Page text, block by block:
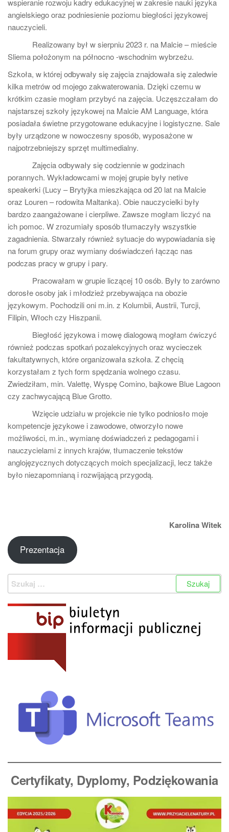
wspieranie rozwoju kadry edukacyjnej w zakresie nauki języka
angielskiego oraz podniesienie poziomu biegłości językowej
nauczycieli.
Realizowany był w sierpniu 2023 r. na Malcie – mieście
Sliema położonym na północno -wschodnim wybrzeżu.
Szkoła, w której odbywały się zajęcia znajdowała się zaledwie
kilka metrów od mojego zakwaterowania. Dzięki czemu w
krótkim czasie mogłam przybyć na zajęcia. Uczęszczałam do
najstarszej szkoły językowej na Malcie AM Language, która
posiadała świetne przygotowane edukacyjne i logistyczne. Sale
były urządzone w nowoczesny sposób, wyposażone w
najpotrzebniejszy sprzęt multimedialny.
Zajęcia odbywały się codziennie w godzinach
porannych. Wykładowcami w mojej grupie były netive
speakerki (Lucy – Brytyjka mieszkająca od 20 lat na Malcie
oraz Louren – rodowita Maltanka). Obie nauczycielki były
bardzo zaangażowane i cierpliwe. Zawsze mogłam liczyć na
ich pomoc. W zrozumiały sposób tłumaczyły wszystkie
zagadnienia. Stwarzały również sytuacje do wypowiadania się
na forum grupy oraz wymiany doświadczeń łącząc nas
podczas pracy w grupy i pary.
Pracowałam w grupie liczącej 10 osób. Były to zarówno
dorosłe osoby jak i młodzież przebywająca na obozie
językowym. Pochodzili oni m.in. z Kolumbii, Austrii, Turcji,
Filipin, Włoch czy Hiszpanii.
Biegłość językowa i mowę dialogową mogłam ćwiczyć
również podczas spotkań pozalekcyjnych oraz wycieczek
fakultatywnych, które organizowała szkoła. Z chęcią
korzystałam z tych form spędzania wolnego czasu.
Zwiedziłam, min. Valettę, Wyspę Comino, bajkowe Blue Lagoon
czy zachwycającą Blue Grotto.
Wzięcie udziału w projekcie nie tylko podniosło moje
kompetencje językowe i zawodowe, otworzyło nowe
możliwości, m.in., wymianę doświadczeń z pedagogami i
nauczycielami z innych krajów, tłumaczenie tekstów
anglojęzycznych dotyczących moich specjalizacji, lecz także
było niezapomnianą i rozwijającą przygodą.
Karolina Witek
Prezentacja
Szukaj:
Certyfikaty, Dyplomy, Podziękowania